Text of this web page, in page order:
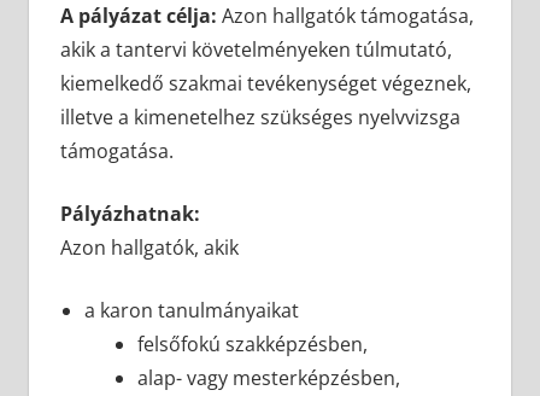
A pályázat célja: Azon hallgatók támogatása,
akik a tantervi követelményeken túlmutató,
kiemelkedő szakmai tevékenységet végeznek,
illetve a kimenetelhez szükséges nyelvvizsga
támogatása.
Pályázhatnak:
Azon hallgatók, akik
a karon tanulmányaikat
felsőfokú szakképzésben,
alap- vagy mesterképzésben,